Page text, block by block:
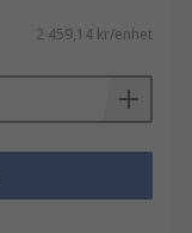
2 459,14 kr/enhet